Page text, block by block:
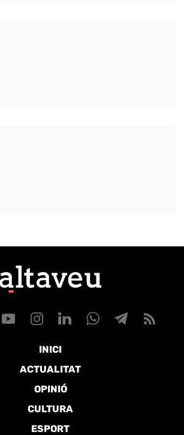
INICI
ACTUALITAT
OPINIÓ
CULTURA
ESPORT